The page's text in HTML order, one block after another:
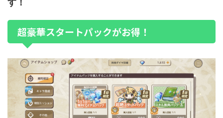
す！
超豪華スタートパックがお得！